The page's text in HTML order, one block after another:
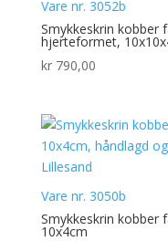
Vare nr. 3052b
Smykkeskrin kobber
hjerteformet,
kr790,00
Vare nr. 3050b
Smykkeskrin kobber
10x4cm